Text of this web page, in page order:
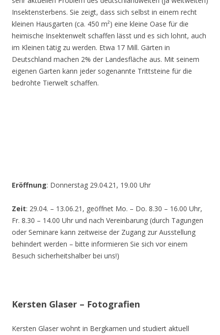
Insektensterbens. Sie zeigt, dass sich selbst in einem recht
kleinen Hausgarten (ca. 450 m²) eine kleine Oase für die
heimische Insektenwelt schaffen lässt und es sich lohnt, auch
im Kleinen tätig zu werden. Etwa 17 Mill. Gärten in
Deutschland machen 2% der Landesfläche aus. Mit seinem
eigenen Garten kann jeder sogenannte Trittsteine für die
bedrohte Tierwelt schaffen.
Eröffnung: Donnerstag 29.04.21, 19.00 Uhr
Zeit: 29.04. – 13.06.21, geöffnet Mo. – Do. 8.30 – 16.00 Uhr,
Fr. 8.30 – 14.00 Uhr und nach Vereinbarung (durch Tagungen
oder Seminare kann zeitweise der Zugang zur Ausstellung
behindert werden – bitte informieren Sie sich vor einem
Besuch sicherheitshalber bei uns!)
Kersten Glaser – Fotografien
Kersten Glaser wohnt in Bergkamen und studiert aktuell